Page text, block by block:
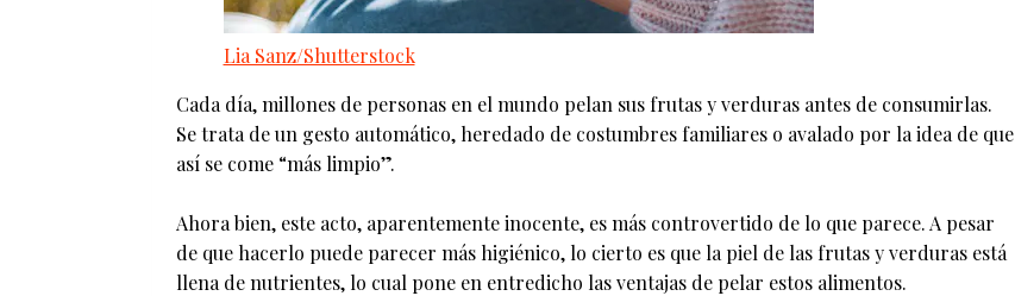
Lia Sanz/Shutterstock
Cada día, millones de personas en el mundo pelan sus frutas y verduras antes de consumirlas.
Se trata de un gesto automático, heredado de costumbres familiares o avalado por la idea de que
así se come “más limpio”.
Ahora bien, este acto, aparentemente inocente, es más controvertido de lo que parece. A pesar
de que hacerlo puede parecer más higiénico, lo cierto es que la piel de las frutas y verduras está
llena de nutrientes, lo cual pone en entredicho las ventajas de pelar estos alimentos.